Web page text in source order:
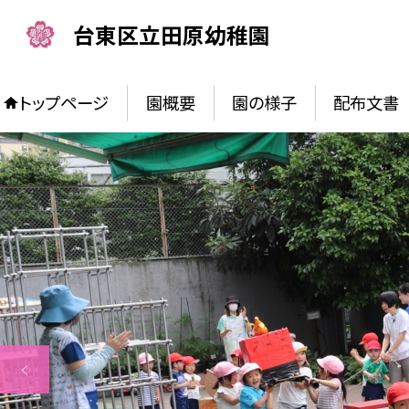
台東区立田原幼稚園
トップページ 園概要 園の様子 配布文書